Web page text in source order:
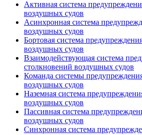
Активная система
воздушных судов
Асинхронная система
воздушных судов
Бортовая система
воздушных судов
Взаимодействующая система
столкновений воздушных судов
Команда системы
воздушных судов
Наземная система
воздушных судов
Пассивная система
воздушных судов
Синхронная система